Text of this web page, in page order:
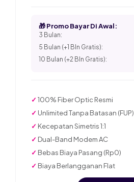
🎁 Promo Bayar Di Awal:
3 Bulan:
5 Bulan (+1 Bln Gratis):
10 Bulan (+2 Bln Gratis):
✓ 100% Fiber Optic Resmi
✓ Unlimited Tanpa Batasan (FUP)
✓ Kecepatan Simetris 1:1
✓ Dual-Band Modem AC
✓ Bebas Biaya Pasang (Rp0)
✓ Biaya Berlangganan Flat